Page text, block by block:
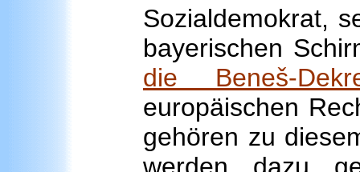
Sozialdemokrat,
bayerischen
die Beneš-­
europäischen
gehören zu